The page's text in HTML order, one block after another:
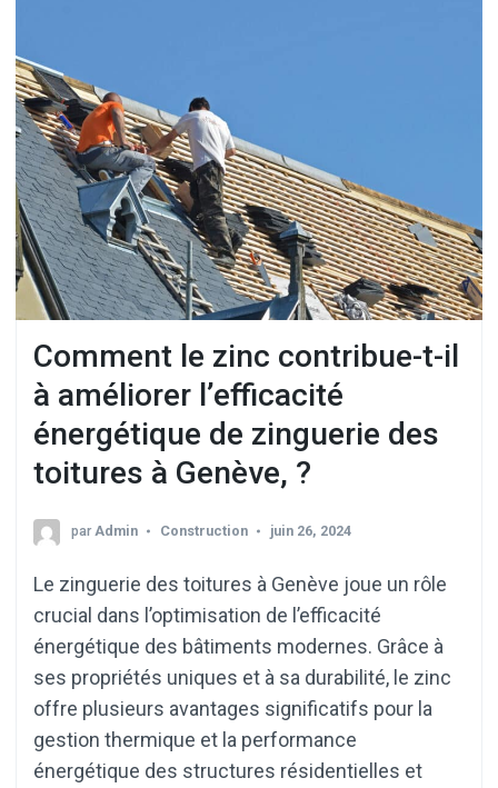
Comment le zinc contribue-t-il
à améliorer l’efficacité
énergétique de zinguerie des
toitures à Genève, ?
par Admin Construction juin 26, 2024
Le zinguerie des toitures à Genève joue un rôle
crucial dans l’optimisation de l’efficacité
énergétique des bâtiments modernes. Grâce à
ses propriétés uniques et à sa durabilité, le zinc
offre plusieurs avantages significatifs pour la
gestion thermique et la performance
énergétique des structures résidentielles et